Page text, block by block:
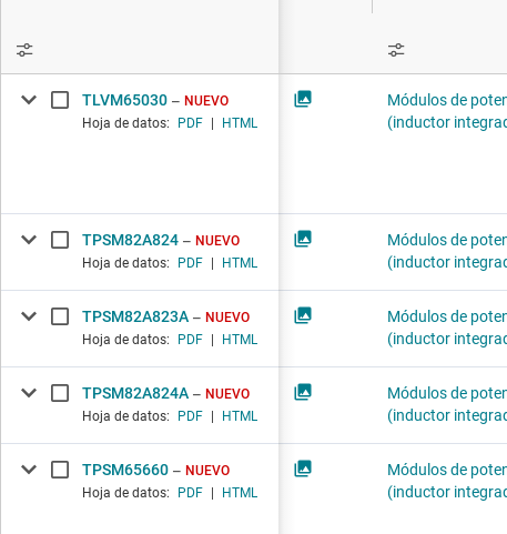
TLVM65030
NUEVO
Hoja de datos:
PDF HTML
TPSM82A824
NUEVO
Hoja de datos:
PDF HTML
TPSM82A823A
NUEVO
Hoja de datos:
PDF HTML
TPSM82A824A
NUEVO
Hoja de datos:
PDF HTML
TPSM65660
NUEVO
Hoja de datos:
PDF HTML
Módulos de
(inductor
Módulos de
(inductor
Módulos de
(inductor
Módulos de
(inductor
Módulos de
(inductor